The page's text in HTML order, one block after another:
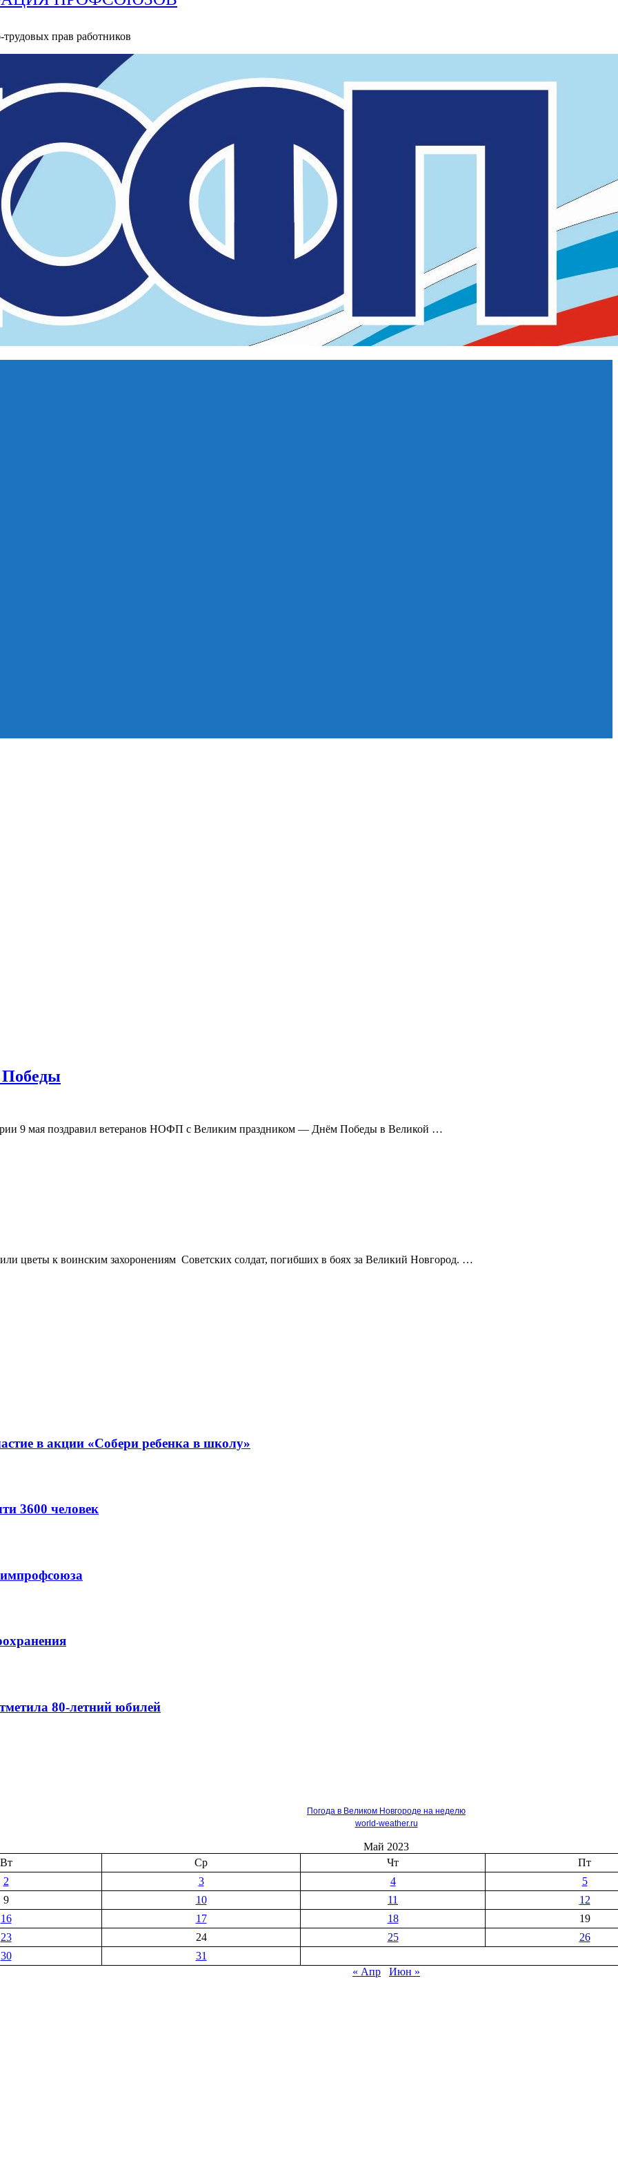
прав работников
9 мая поздравил ветеранов НОФП с Великим праздником — Днём Победы в Великой …
цветы к воинским захоронениям Советских солдат, погибших в боях за Великий Новгород. …
в акции «Собери ребенка в школу»
3600 человек
80-летний юбилей
Погода в Великом Новгороде на неделю
world-weather.ru
Май 2023
Вт Ср Чт
Пт
2 3 4
5
9 10 11
12
16 17 18
19
23 24 25
26
30
31
« Апр
Июн »